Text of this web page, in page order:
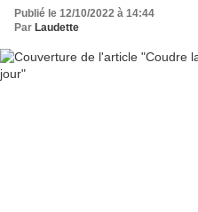
Publié le 12/10/2022 à 14:44
Par Laudette